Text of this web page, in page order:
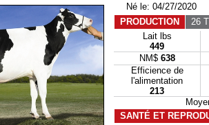
Né le: 04/27/2020
PRODUCTION
26
Lait lbs
449
NM$ 638
Efficience de
l'alimentation
213
SANTÉ ET